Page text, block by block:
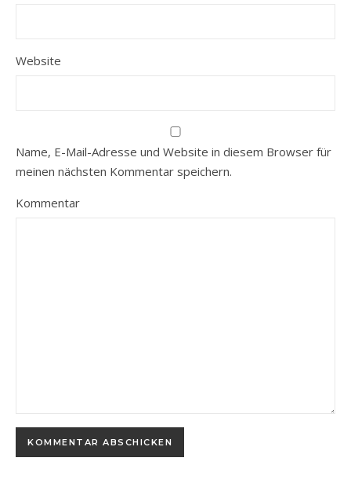
Website
Name, E-Mail-Adresse und Website in diesem Browser für
meinen nächsten Kommentar speichern.
Kommentar